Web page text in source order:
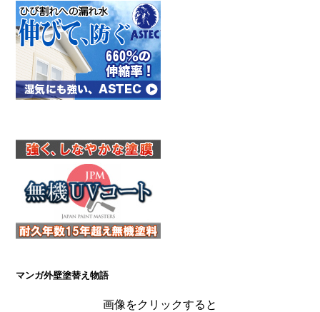
マンガ外壁塗替え物語
画像をクリックすると